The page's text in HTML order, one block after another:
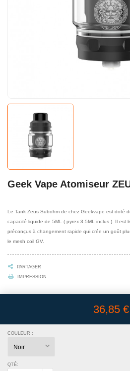
Geek Vape Atomiseur
Le Tank Zeus Subohm de chez Geekvape est doté
capacité liquide de 5ML ( pyrex 3.5ML inclus ). Il est
préconçus à changement rapide qui crée un goût
le mesh coil GV.
PARTAGER
IMPRESSION
36,85 €
COULEUR :
QTÉ: